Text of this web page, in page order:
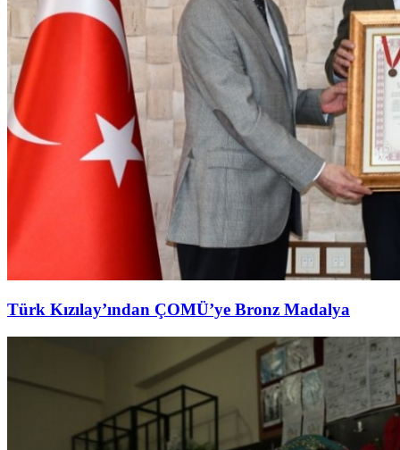
Türk Kızılay’ından ÇOMÜ’ye Bronz Madalya